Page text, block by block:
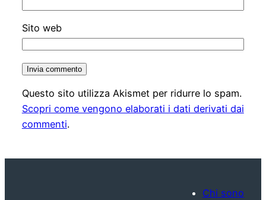
Sito web
Questo sito utilizza Akismet per ridurre lo spam.
Scopri come vengono elaborati i dati derivati dai
commenti.
Chi sono